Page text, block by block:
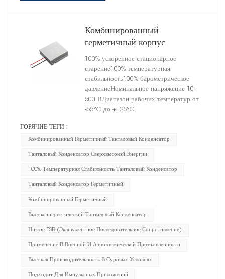
Комбинированный
герметичный корпус
высокоэнергетического
танталового конденсатора,
размер D
100% ускоренное стационарное
старение100% температурная
стабильность100% барометрическое
давлениеНоминальное напряжение 10–
500 ВДиапазон рабочих температур от
-55°C до +125°C.
ГОРЯЧИЕ ТЕГИ :
Комбинированный Герметичный Танталовый Конденсатор
Танталовый Конденсатор Сверхвысокой Энергии
100% Температурная Стабильность Танталовый Конденсатор
Танталовый Конденсатор Герметичный
Комбинированный Герметичный
Высокоэнергетический Танталовый Конденсатор
Низкое ESR (эквивалентное Последовательное Сопротивление)
Применение В Военной И Аэрокосмической Промышленности
Высокая Производительность В Суровых Условиях
Подходит Для Импульсных Приложений